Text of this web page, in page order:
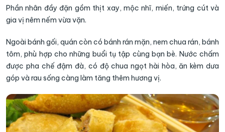
Phần nhân đầy đặn gồm thịt xay, mộc nhĩ, miến, trứng cút và
gia vị nêm nếm vừa vặn.
Ngoài bánh gối, quán còn có bánh rán mặn, nem chua rán, bánh
tôm, phù hợp cho những buổi tụ tập cùng bạn bè. Nước chấm
được pha chế đậm đà, có độ chua ngọt hài hòa, ăn kèm dưa
góp và rau sống càng làm tăng thêm hương vị.